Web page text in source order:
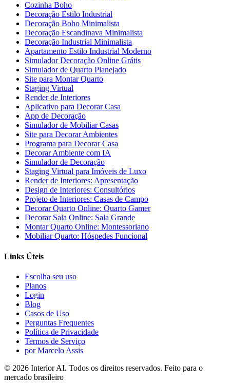
Cozinha Boho
Decoração Estilo Industrial
Decoração Boho Minimalista
Decoração Escandinava Minimalista
Decoração Industrial Minimalista
Apartamento Estilo Industrial Moderno
Simulador Decoração Online Grátis
Simulador de Quarto Planejado
Site para Montar Quarto
Staging Virtual
Render de Interiores
Aplicativo para Decorar Casa
App de Decoração
Simulador de Mobiliar Casas
Site para Decorar Ambientes
Programa para Decorar Casa
Decorar Ambiente com IA
Simulador de Decoração
Staging Virtual para Imóveis de Luxo
Render de Interiores: Apresentação
Design de Interiores: Consultórios
Projeto de Interiores: Casas de Campo
Decorar Quarto Online: Quarto Gamer
Decorar Sala Online: Sala Grande
Montar Quarto Online: Montessoriano
Mobiliar Quarto: Hóspedes Funcional
Links Úteis
Escolha seu uso
Planos
Login
Blog
Casos de Uso
Perguntas Frequentes
Política de Privacidade
Termos de Serviço
por Marcelo Assis
© 2026 Interior AI. Todos os direitos reservados. Feito para o
mercado brasileiro